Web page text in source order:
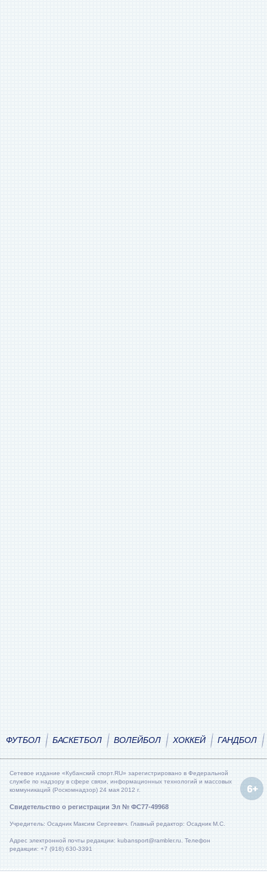
ФУТБОЛ БАСКЕТБОЛ ВОЛЕЙБОЛ ХОККЕЙ ГАНДБОЛ
Сетевое издание «Кубанский спорт.RU» зарегистрировано в Федеральной
службе по надзору в сфере связи, информационных технологий и массовых
коммуникаций (Роскомнадзор) 24 мая 2012 г.
Свидетельство о регистрации Эл № ФС77-49968
Учредитель: Осадник Максим Сергеевич. Главный редактор: Осадник М.С.
Адрес электронной почты редакции: kubansport@rambler.ru. Телефон
редакции: +7 (918) 630-3391